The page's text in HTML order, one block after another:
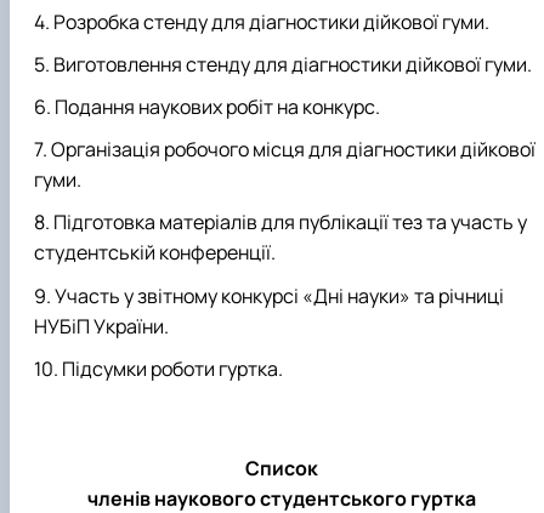
Розробка стенду для діагностики дійкової гуми.
Виготовлення стенду для діагностики дійкової гуми.
Подання наукових робіт на конкурс.
Організація робочого місця для діагностики дійкової
гуми.
Підготовка матеріалів для публікації тез та участь у
студентській конференції.
Участь у звітному конкурсі «Дні науки» та річниці
НУБіП України.
Підсумки роботи гуртка.
Список
членів наукового студентського гуртка